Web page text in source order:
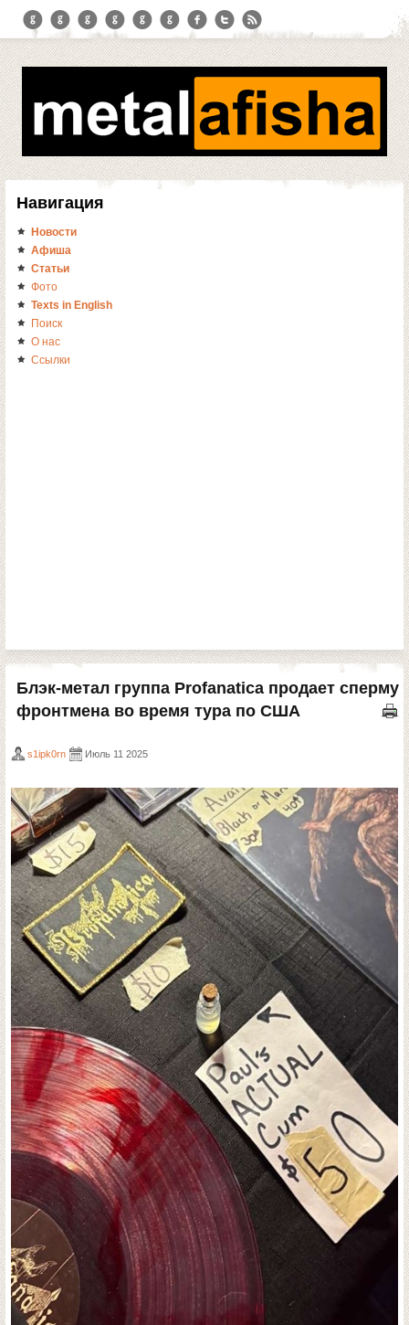
Навигация
Новости
Афиша
Статьи
Фото
Texts in English
Поиск
О нас
Ссылки
Блэк-метал группа Profanatica продает сперму
фронтмена во время тура по США
s1ipk0rn Июль 11 2025